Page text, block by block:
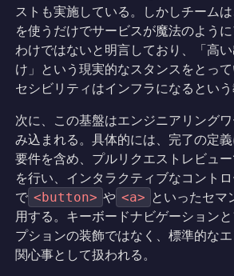
ストも実施している。しかしチーム
を使うだけでサービスが魔法のよう
わけではないと明言しており、「高
け」という現実的なスタンスをとっ
セシビリティはインフラになるという
次に、この基盤はエンジニアリング
み込まれる。具体的には、完了の定
要件を含め、プルリクエストレビュ
を行い、インタラクティブなコント
で <button> や <a> といったセマ
用する。キーボードナビゲーション
プションの装飾ではなく、標準的な
関心事として扱われる。